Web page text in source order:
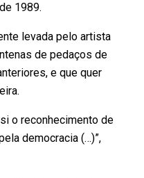
1989.
levada pelo artista
de pedaços de
e que quer
o reconhecimento de
democracia (…)”,